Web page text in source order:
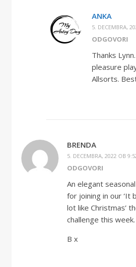
ANKA
5. DECEMBRA,
ODGOVORI
Thanks
pleasure
Allsorts.
BRENDA
5. DECEMBRA, 2022 OB
ODGOVORI
An elegant
for joining in our ‘It
lot like Christmas’
challenge this week.
B x